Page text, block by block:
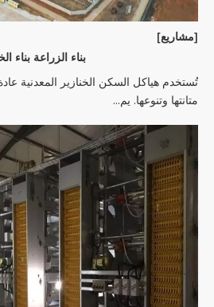
[مشاريع]
بناء الزراعة بناء
تُستخدم هياكل السكن الخنازير المعدنية
متانتها وتنوعها. يم...